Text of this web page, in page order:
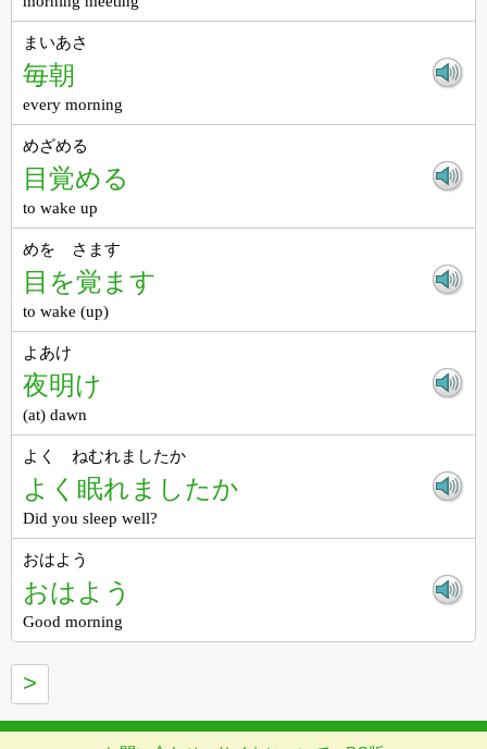
まいあさ
毎朝
every morning
めざめる
目覚める
to wake up
めを さます
目を覚ます
to wake (up)
よあけ
夜明け
(at) dawn
よく ねむれましたか
よく眠れましたか
Did you sleep well?
おはよう
おはよう
Good morning
>